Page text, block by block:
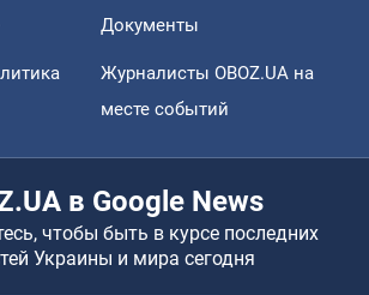
Документы
Журналисты OBOZ.UA на
месте событий
в Google News
чтобы быть в курсе последних
Украины и мира сегодня